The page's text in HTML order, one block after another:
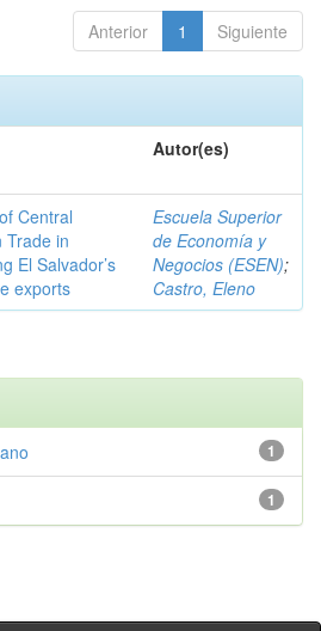
Anterior 1 Siguiente
Autor(es)
Central
Trade in
El Salvador’s
exports
Escuela Superior
de Economía y
Negocios (ESEN);
Castro, Eleno
1
1